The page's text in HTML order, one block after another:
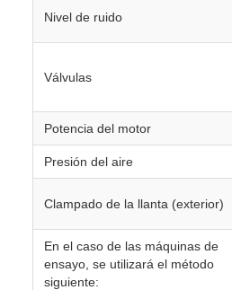
Nivel de ruido
Válvulas
Potencia del motor
Presión del aire
Clampado de la llanta (exterior)
En el caso de las máquinas de
ensayo, se utilizará el método
siguiente: